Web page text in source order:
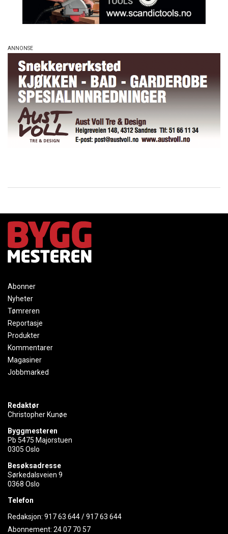
Abonner
Nyheter
Tømreren
Reportasje
Produkter
Kommentarer
Magasiner
Jobbmarked
Redaktør
Christopher Kunøe
Byggmesteren
Pb 5475 Majorstuen
0305 Oslo
Besøksadresse
Sørkedalsveien 9
0368 Oslo
Telefon
Redaksjon: 917 63 644/917 63 644
Abonnement: 24 07 70 57